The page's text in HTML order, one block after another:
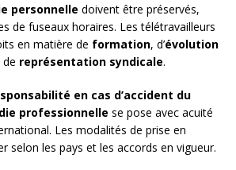
personnelle doivent être préservés,
de fuseaux horaires. Les télétravailleurs
en matière de formation, d’évolution
représentation syndicale.
en cas d’accident du
professionnelle se pose avec acuité
Les modalités de prise en
selon les pays et les accords en vigueur.